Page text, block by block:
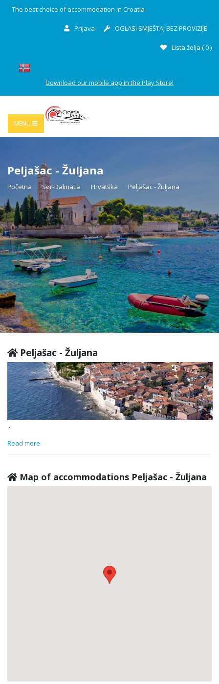
The best choice of accommodation in Croatia
Prijava OGLASI SMJEŠTAJ BEZ PROVIZIJE
Lista želja (0)
Download our mobile app in the Play Store!
MENU
Peljašac - Žuljana
Početna Sør-Dalmatia Hrvatska Peljašac - Žuljana
Peljašac - Žuljana
...
Read more
Map of accommodations Peljašac - Žuljana